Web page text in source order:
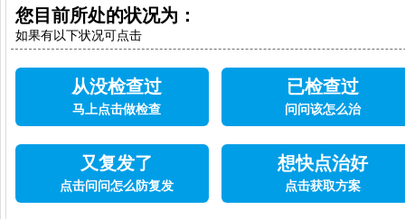
您目前所处的状况为：
如果有以下状况可点击
从没检查过
马上点击做检查
已检查过
问问该怎么治
又复发了
点击问问怎么防复发
想快点治好
点击获取方案